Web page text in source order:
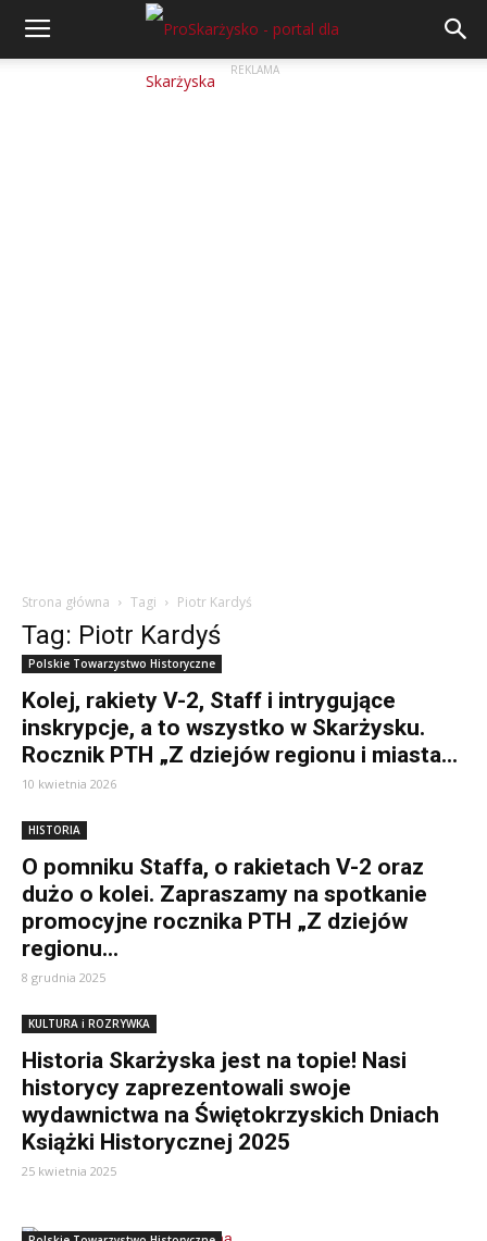
REKLAMA
Strona główna Tagi Piotr Kardyś
Tag: Piotr Kardyś
Polskie Towarzystwo Historyczne
Kolej, rakiety V-2, Staff i intrygujące
inskrypcje, a to wszystko w Skarżysku.
Rocznik PTH „Z dziejów regionu i miasta...
10 kwietnia 2026
HISTORIA
O pomniku Staffa, o rakietach V-2 oraz
dużo o kolei. Zapraszamy na spotkanie
promocyjne rocznika PTH „Z dziejów
regionu...
8 grudnia 2025
KULTURA i ROZRYWKA
Historia Skarżyska jest na topie! Nasi
historycy zaprezentowali swoje
wydawnictwa na Świętokrzyskich Dniach
Książki Historycznej 2025
25 kwietnia 2025